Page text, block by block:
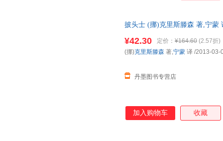
式带领小读者，走近这个为世
读者对于伽利略的一生及其时
仿佛聆听一位长者讲故事。透
披头士 (挪)克里斯滕森 著,宁蒙
¥42.30 定价： ¥164.60 (2.57折)
丹墨图书专营店
(挪)克里斯滕森 著,宁蒙 译 /2013-03-
加入购物车 收藏